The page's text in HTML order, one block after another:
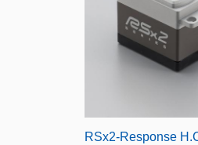
RSx2-Response